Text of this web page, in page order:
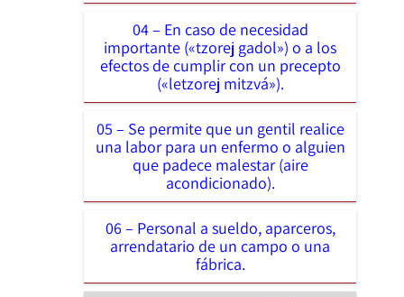
04 – En caso de necesidad
importante («tzorej gadol») o a los
efectos de cumplir con un precepto
(«letzorej mitzvá»).
05 – Se permite que un gentil realice
una labor para un enfermo o alguien
que padece malestar (aire
acondicionado).
06 – Personal a sueldo, aparceros,
arrendatario de un campo o una
fábrica.